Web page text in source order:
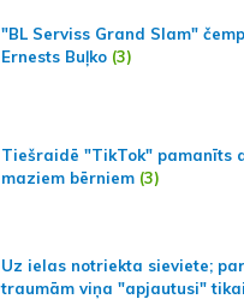
"BL Serviss Grand Slam"
Ernests Buļko (3)
Tiešraidē "TikTok" pamanīts
maziem bērniem (3)
Uz ielas notriekta sieviete;
traumām viņa "apjautusi"